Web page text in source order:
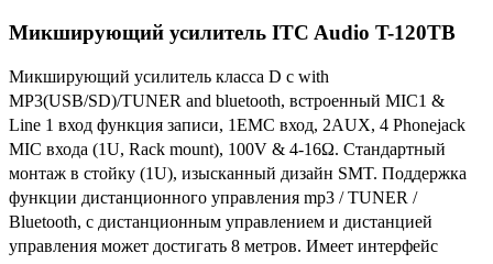
Микширующий усилитель ITC Audio T-120TB
Микширующий усилитель класса D с with
MP3(USB/SD)/TUNER and bluetooth, встроенный MIC1 &
Line 1 вход функция записи, 1EMC вход, 2AUX, 4 Phonejack
MIC входа (1U, Rack mount), 100V & 4-16Ω. Стандартный
монтаж в стойку (1U), изысканный дизайн SMT. Поддержка
функции дистанционного управления mp3 / TUNER /
Bluetooth, с дистанционным управлением и дистанцией
управления может достигать 8 метров. Имеет интерфейс